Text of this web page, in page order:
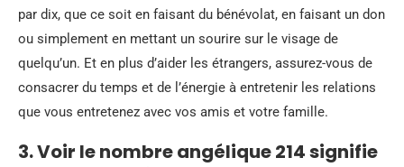
par dix, que ce soit en faisant du bénévolat, en faisant un don
ou simplement en mettant un sourire sur le visage de
quelqu’un. Et en plus d’aider les étrangers, assurez-vous de
consacrer du temps et de l’énergie à entretenir les relations
que vous entretenez avec vos amis et votre famille.
3. Voir le nombre angélique 214 signifie